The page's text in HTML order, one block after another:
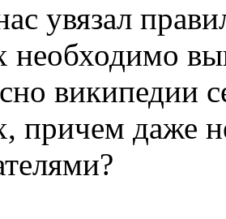
увязал
необходимо
википедии
причем даже